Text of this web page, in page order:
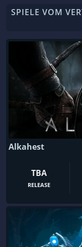
SPIELE VOM
Alkahest
TBA
RELEASE